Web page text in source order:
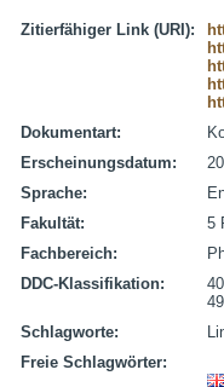
Zitierfähiger Link (URI):
Dokumentart:
Erscheinungsdatum:
Sprache:
Fakultät:
5
Fachbereich:
DDC-Klassifikation:
Schlagworte:
Freie Schlagwörter: